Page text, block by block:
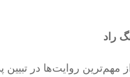
راد
مهم‌ترین روایت‌ها در تبیین